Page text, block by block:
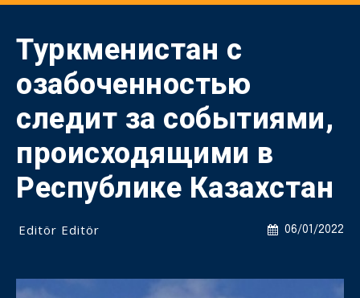
Туркменистан с
озабоченностью
следит за событиями,
происходящими в
Республике Казахстан
06/01/2022
Editör Editör